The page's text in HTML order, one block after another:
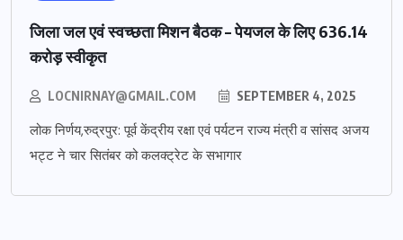
जिला जल एवं स्वच्छता मिशन बैठक – पेयजल के लिए 636.14
करोड़ स्वीकृत
LOCNIRNAY@GMAIL.COM SEPTEMBER 4, 2025
लोक निर्णय,रुद्रपुर: पूर्व केंद्रीय रक्षा एवं पर्यटन राज्य मंत्री व सांसद अजय
भट्ट ने चार सितंबर को कलक्ट्रेट के सभागार